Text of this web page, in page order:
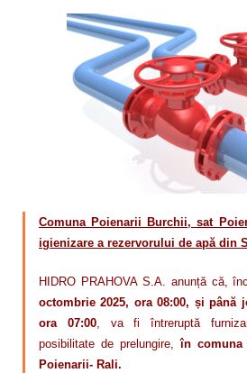
Informații de interes public
Calitatea apei
Comuna Poienarii Burchii, sat
igienizare a rezervorului de apă din
HIDRO PRAHOVA S.A. anunță că,
octombrie 2025, ora 08:00, și până
ora 07:00, va fi întreruptă
posibilitate de prelungire, în comuna
Poienarii- Rali.